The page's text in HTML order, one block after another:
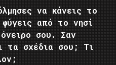
να κάνεις το
από το νησί
σου. Σαν
τα σχέδια σου; Τι